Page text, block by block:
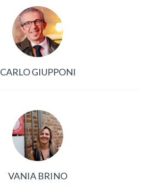
CARLO GIUPPONI
VANIA BRINO